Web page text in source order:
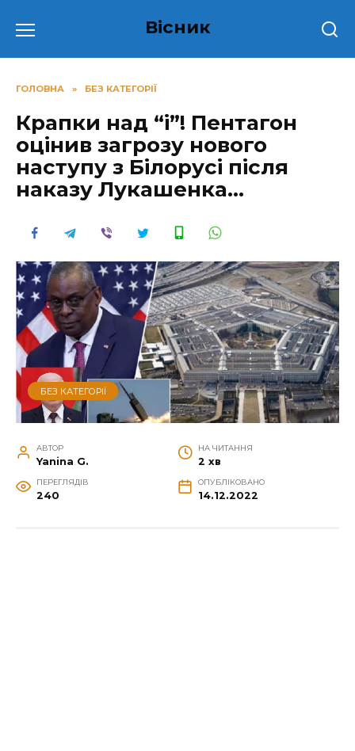
до
Вісник
ГОЛОВНА » БЕЗ КАТЕГОРІЇ
Крапки над “і”! Пентагон
оцінив загрозу нового
наступу з Білорусі після
наказу Лукашенка…
БЕЗ КАТЕГОРІЇ
АВТОР
Yanina G.
НА ЧИТАННЯ
2 хв
ПЕРЕГЛЯДІВ
240
ОПУБЛІКОВАНО
14.12.2022